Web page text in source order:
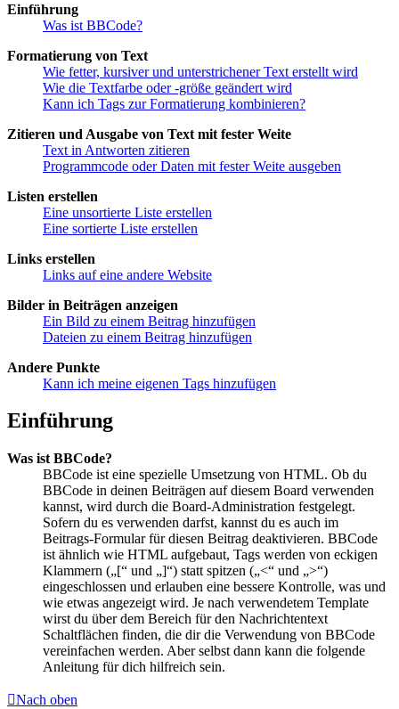
Einführung
Was ist BBCode?
Formatierung von Text
Wie fetter, kursiver und unterstrichener Text erstellt wird
Wie die Textfarbe oder -größe geändert wird
Kann ich Tags zur Formatierung kombinieren?
Zitieren und Ausgabe von Text mit fester Weite
Text in Antworten zitieren
Programmcode oder Daten mit fester Weite ausgeben
Listen erstellen
Eine unsortierte Liste erstellen
Eine sortierte Liste erstellen
Links erstellen
Links auf eine andere Website
Bilder in Beiträgen anzeigen
Ein Bild zu einem Beitrag hinzufügen
Dateien zu einem Beitrag hinzufügen
Andere Punkte
Kann ich meine eigenen Tags hinzufügen
Einführung
Was ist BBCode?
BBCode ist eine spezielle Umsetzung von HTML. Ob du
BBCode in deinen Beiträgen auf diesem Board verwenden
kannst, wird durch die Board-Administration festgelegt.
Sofern du es verwenden darfst, kannst du es auch im
Beitrags-Formular für diesen Beitrag deaktivieren. BBCode
ist ähnlich wie HTML aufgebaut, Tags werden von eckigen
Klammern („[“ und „]“) statt spitzen („<“ und „>“)
eingeschlossen und erlauben eine bessere Kontrolle, was und
wie etwas angezeigt wird. Je nach verwendetem Template
wirst du über dem Bereich für den Nachrichtentext
Schaltflächen finden, die dir die Verwendung von BBCode
vereinfachen werden. Aber selbst dann kann die folgende
Anleitung für dich hilfreich sein.
Nach oben